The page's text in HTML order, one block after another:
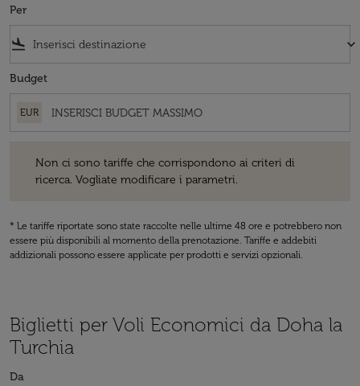
Per
flight_land keyboard_arrow_down
Budget
EUR
Non ci sono tariffe che corrispondono ai criteri di
ricerca. Vogliate modificare i parametri.
* Le tariffe riportate sono state raccolte nelle ultime 48 ore e potrebbero non
essere più disponibili al momento della prenotazione. Tariffe e addebiti
addizionali possono essere applicate per prodotti e servizi opzionali.
Biglietti per Voli Economici da Doha la
Turchia
Da